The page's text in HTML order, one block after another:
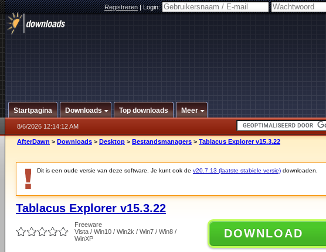
Registreren|Login:
Startpagina Downloads Top downloads Meer
8/6/2026 12:14:12 AM
AfterDawn > Downloads > Desktop > Bestandsmanagers > Tablacus Explorer v15.3.22
Dit is een oude versie van deze software. Je kunt ook de v20.7.13 (laatste stabiele versie) downloaden.
Tablacus Explorer v15.3.22
Freeware
Vista / Win10 / Win2k / Win7 / Win8 /
WinXP
DOWNLOAD